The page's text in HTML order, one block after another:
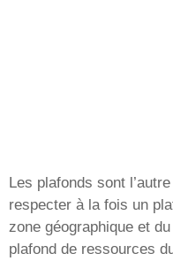
Les plafonds sont
respecter à la fois un
zone géographique et
plafond de ressources